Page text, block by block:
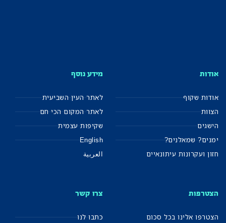
אודות
אודות שקוף
הצוות
הישגים
ימנים? שמאלנים?
חזון ועקרונות עיתונאיים
מידע נוסף
לאתר העין השביעית
לאתר המקום הכי חם
שקיפות עצמית
English
العربية
הצטרפות
הצטרפו אלינו בכל סכום
צרו קשר
כתבו לנו